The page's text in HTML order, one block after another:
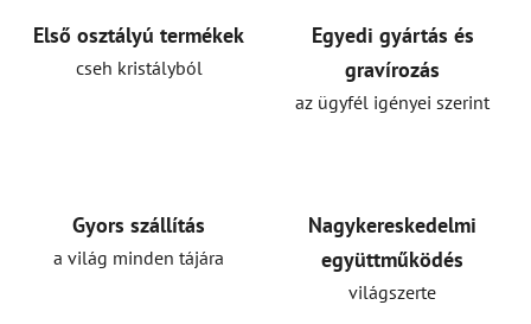
Első osztályú termékek
cseh kristályból
Egyedi gyártás és
gravírozás
az ügyfél igényei szerint
Gyors szállítás
a világ minden tájára
Nagykereskedelmi
együttműködés
világszerte